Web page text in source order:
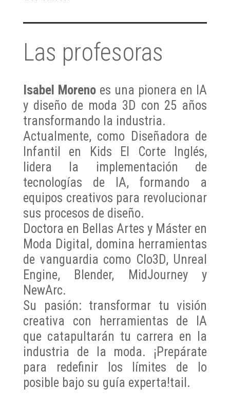
Las profesoras
Isabel Moreno es una pionera en IA
y diseño de moda 3D con 25 años
transformando la industria.
Actualmente, como Diseñadora de
Infantil en Kids El Corte Inglés,
lidera la implementación de
tecnologías de IA, formando a
equipos creativos para revolucionar
sus procesos de diseño.
Doctora en Bellas Artes y Máster en
Moda Digital, domina herramientas
de vanguardia como Clo3D, Unreal
Engine, Blender, MidJourney y
NewArc.
Su pasión: transformar tu visión
creativa con herramientas de IA
que catapultarán tu carrera en la
industria de la moda. ¡Prepárate
para redefinir los límites de lo
posible bajo su guía experta!tail.